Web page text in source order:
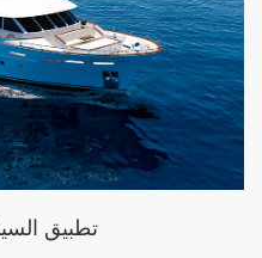
تطبيق